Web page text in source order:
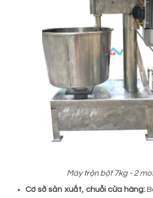
Máy trộn bột 7kg - 2
Cơ sở sản xuất, chuỗi cửa hàng: